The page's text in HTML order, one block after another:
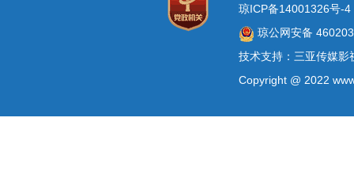
琼ICP备14001326号-4
琼公网安备
技术支持：三亚传媒影
Copyright @ 2022